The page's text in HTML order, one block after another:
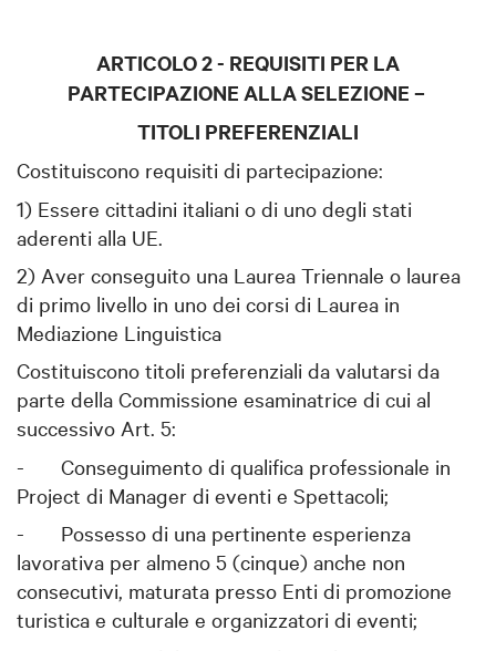
ARTICOLO 2 - REQUISITI PER LA
PARTECIPAZIONE ALLA SELEZIONE –
TITOLI PREFERENZIALI
Costituiscono requisiti di partecipazione:
1) Essere cittadini italiani o di uno degli stati
aderenti alla UE.
2) Aver conseguito una Laurea Triennale o laurea
di primo livello in uno dei corsi di Laurea in
Mediazione Linguistica
Costituiscono titoli preferenziali da valutarsi da
parte della Commissione esaminatrice di cui al
successivo Art. 5:
-
Conseguimento di qualifica professionale in
Project di Manager di eventi e Spettacoli;
-
Possesso di una pertinente esperienza
lavorativa per almeno 5 (cinque) anche non
consecutivi, maturata presso Enti di promozione
turistica e culturale e organizzatori di eventi;